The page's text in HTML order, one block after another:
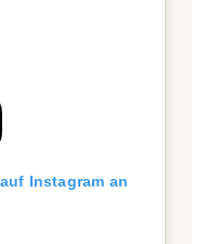
Instagram an